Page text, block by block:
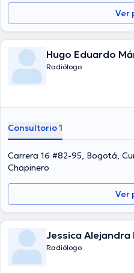
Ver
Hugo Eduardo
Radiólogo
Consultorio 1
Carrera 16 #82-95, Bogotá,
Chapinero
Ver
Jessica Alejandra
Radiólogo